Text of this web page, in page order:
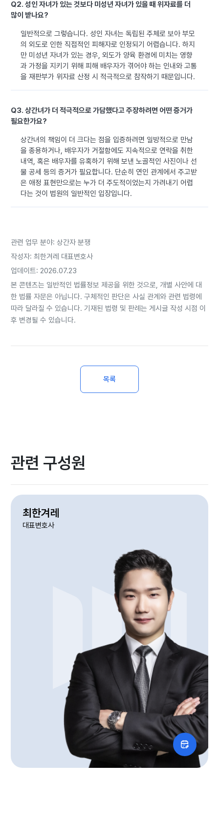
Q2. 성인 자녀가 있는 것보다 미성년 자녀가 있을 때 위자료를 더
많이 받나요?
일반적으로 그렇습니다. 성인 자녀는 독립된 주체로 보아 부모
의 외도로 인한 직접적인 피해자로 인정되기 어렵습니다. 하지
만 미성년 자녀가 있는 경우, 외도가 양육 환경에 미치는 영향
과 가정을 지키기 위해 피해 배우자가 겪어야 하는 인내와 고통
을 재판부가 위자료 산정 시 적극적으로 참작하기 때문입니다.
Q3. 상간녀가 더 적극적으로 가담했다고 주장하려면 어떤 증거가
필요한가요?
상간녀의 책임이 더 크다는 점을 입증하려면 일방적으로 만남
을 종용하거나, 배우자가 거절함에도 지속적으로 연락을 취한
내역, 혹은 배우자를 유혹하기 위해 보낸 노골적인 사진이나 선
물 공세 등의 증거가 필요합니다. 단순히 연인 관계에서 주고받
은 애정 표현만으로는 누가 더 주도적이었는지 가려내기 어렵
다는 것이 법원의 일반적인 입장입니다.
관련 업무 분야: 상간자 분쟁
작성자: 최한겨레 대표변호사
업데이트: 2026.07.23
본 콘텐츠는 일반적인 법률정보 제공을 위한 것으로, 개별 사안에 대
한 법률 자문은 아닙니다. 구체적인 판단은 사실 관계와 관련 법령에
따라 달라질 수 있습니다. 기재된 법령 및 판례는 게시글 작성 시점 이
후 변경될 수 있습니다.
목록
관련 구성원
최한겨레
대표변호사